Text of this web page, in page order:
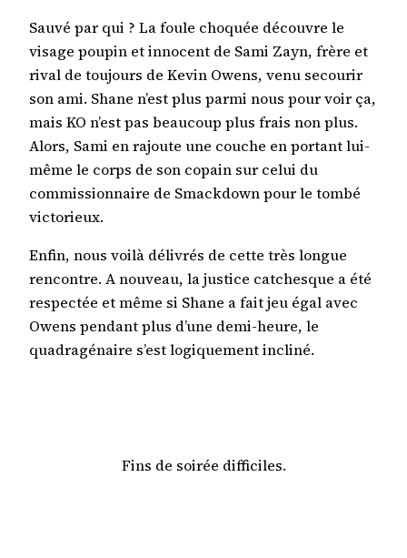
Sauvé par qui ? La foule choquée découvre le
visage poupin et innocent de Sami Zayn, frère et
rival de toujours de Kevin Owens, venu secourir
son ami. Shane n’est plus parmi nous pour voir ça,
mais KO n’est pas beaucoup plus frais non plus.
Alors, Sami en rajoute une couche en portant lui-
même le corps de son copain sur celui du
commissionnaire de Smackdown pour le tombé
victorieux.
Enfin, nous voilà délivrés de cette très longue
rencontre. A nouveau, la justice catchesque a été
respectée et même si Shane a fait jeu égal avec
Owens pendant plus d’une demi-heure, le
quadragénaire s’est logiquement incliné.
Fins de soirée difficiles.